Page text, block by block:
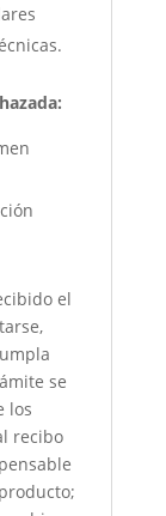
el
se
los
recibo